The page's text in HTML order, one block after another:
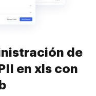
de
en xls con